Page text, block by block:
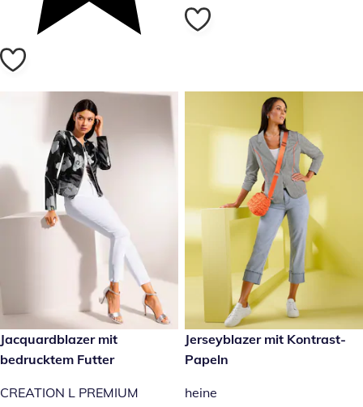
€ 169,00
Jacquardblazer mit
bedrucktem Futter
CREATION L PREMIUM
reduzierter Preis € 39,99,
- 46 %
Jerseyblazer mit Kontrast-
Papeln
heine